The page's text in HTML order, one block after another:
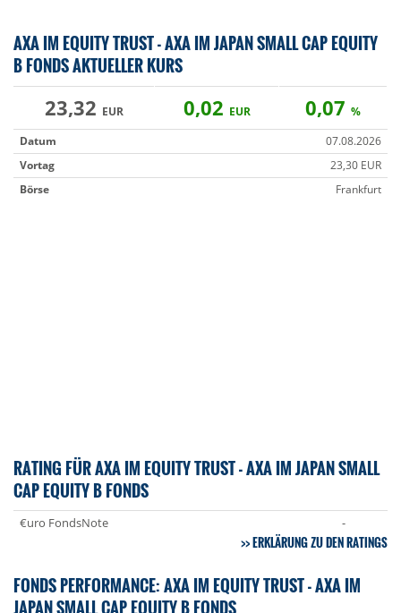
AXA IM EQUITY TRUST - AXA IM JAPAN SMALL CAP EQUITY
B FONDS AKTUELLER KURS
23,32 EUR 0,02 EUR 0,07 %
Datum
07.08.2026
Vortag
23,30 EUR
Börse
Frankfurt
RATING FÜR AXA IM EQUITY TRUST - AXA IM JAPAN SMALL
CAP EQUITY B FONDS
€uro FondsNote -
ERKLÄRUNG ZU DEN RATINGS
FONDS PERFORMANCE: AXA IM EQUITY TRUST - AXA IM
JAPAN SMALL CAP EQUITY B FONDS